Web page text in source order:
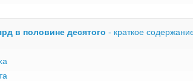
в половине десятого - краткое